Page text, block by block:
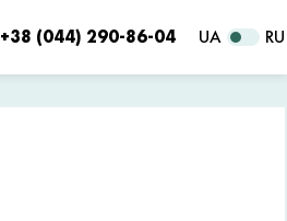
+38 (044) 290-86-04 UA RU